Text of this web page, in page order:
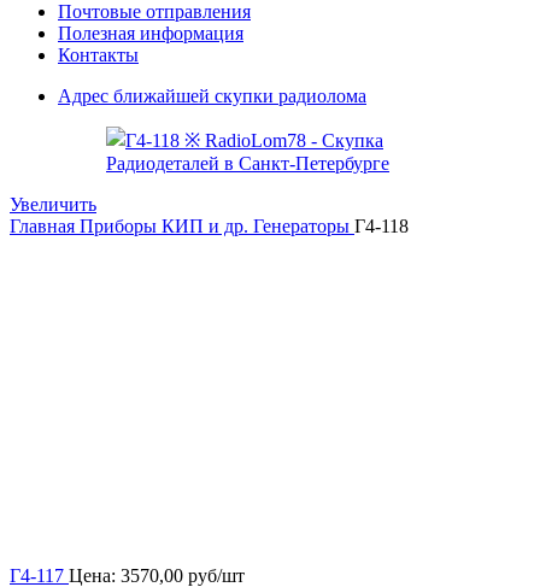
Почтовые отправления
Полезная информация
Контакты
Адрес ближайшей скупки радиолома
Увеличить
Главная Приборы КИП и др. Генераторы Г4-118
Г4-117 Цена: 3570,00 руб/шт